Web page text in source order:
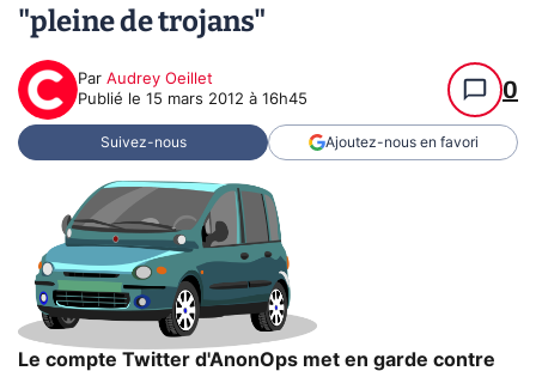
"pleine de trojans"
Par Audrey Oeillet
Publié le 15 mars 2012 à 16h45 0
Suivez-nous Ajoutez-nous en favori
Le compte Twitter d'AnonOps met en garde contre